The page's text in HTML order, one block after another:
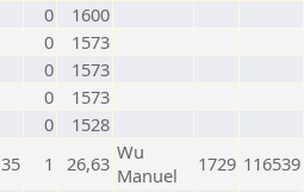
0
1600
0
1573
0
1573
0
1573
0
1528
35 1 26,63 Wu
Manuel
1729 116539